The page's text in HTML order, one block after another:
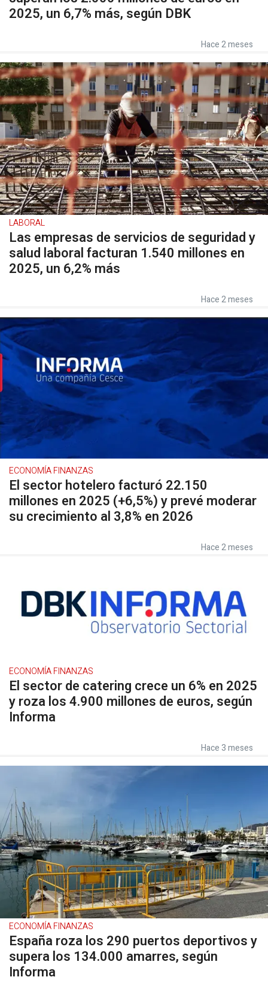
2025, un 6,7% más, según DBK
Hace 2 meses
LABORAL
Las empresas de servicios de seguridad y
salud laboral facturan 1.540 millones en
2025, un 6,2% más
Hace 2 meses
ECONOMÍA FINANZAS
El sector hotelero facturó 22.150
millones en 2025 (+6,5%) y prevé moderar
su crecimiento al 3,8% en 2026
Hace 2 meses
ECONOMÍA FINANZAS
El sector de catering crece un 6% en 2025
y roza los 4.900 millones de euros, según
Informa
Hace 3 meses
ECONOMÍA FINANZAS
España roza los 290 puertos deportivos y
supera los 134.000 amarres, según
Informa